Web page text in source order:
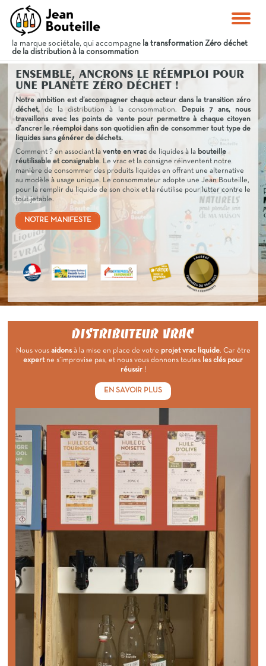
la marque sociétale, qui accompagne la transformation Zéro déchet
de la distribution à la consommation
ENSEMBLE, ANCRONS LE RÉEMPLOI POUR
UNE PLANÈTE ZÉRO DÉCHET !
Notre ambition est d’accompagner chaque acteur dans latransition zéro
déchet,de la distribution à la consommation.
Depuis 7 ans, nous
travaillons avec les points de vente pour permettre à chaque citoyen
d’ancrer le réemploidans son quotidien afin de consommer tout type de
liquides sans générer de déchets.
Comment ? en associant la vente en vrac de liquides à la bouteille
réutilisable et consignable. Le vrac et la consigne réinventent notre
manière de consommer des produits liquides en offrant une alternative
au modèle à usage unique. Le consommateur adopte une Jean Bouteille,
pour la remplir du liquide de son choix et la réutilise pour lutter contre le
tout jetable.
NOTRE MANIFESTE
DISTRIBUTEUR VRAC
EN SAVOIR PLUS
Nous vous aidonsà la mise en place de votre projet vrac liquide. Car être
expertne s’improvise pas, et nous vous donnons toutes les clés pour
réussir!